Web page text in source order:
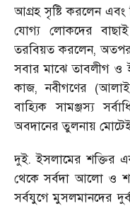
আগ্রহ সৃষ্টি করলেন এবং
যোগ্য লোকদের
তরবিয়ত করলেন, অতপর
সবার মাঝে তাবলীগ ও
কাজ, নবীগণের
বাহ্যিক সামঞ্জস্য
অবদানের তুলনায়
দুই. ইসলামের শক্তির
থেকে সর্বদা আলো ও
সর্বযুগে মুসলমানদের